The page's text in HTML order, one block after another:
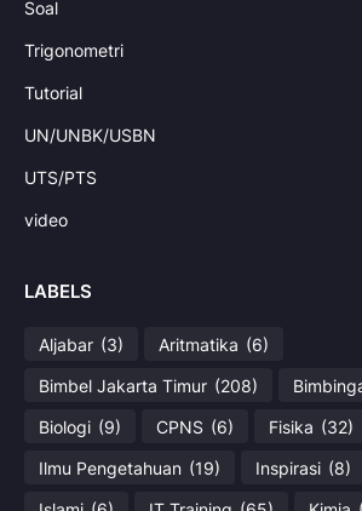
Soal
Trigonometri
Tutorial
UN/UNBK/USBN
UTS/PTS
video
LABELS
Aljabar (3) Aritmatika (6)
Bimbel Jakarta Timur (208)
Biologi (9) CPNS (6) Fisika (32)
Ilmu Pengetahuan (19) Inspirasi (8)